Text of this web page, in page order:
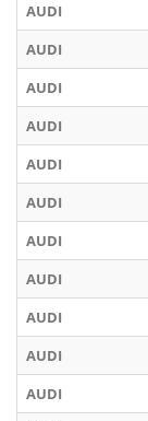
AUDI
AUDI
AUDI
AUDI
AUDI
AUDI
AUDI
AUDI
AUDI
AUDI
AUDI